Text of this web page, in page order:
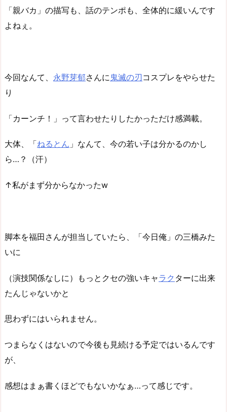
「親バカ」の描写も、話のテンポも、全体的に緩いんです
よねぇ。
今回なんて、 永野芽郁さんに 鬼滅の刃コスプレをやらせた
り
「カーンチ！」って言わせたりしたかっただけ感満載。
大体、「ねるとん 」なんて、今の若い子は分かるのかし
ら…？（汗）
↑私がまず分からなかったw
脚本を福田さんが担当していたら、「今日俺」の三橋みた
いに
（演技関係なしに）もっとクセの強いキャラク ターに出来
たんじゃないかと
思わずにはいられません。
つまらなくはないので今後も見続ける予定ではいるんです
が、
感想はまぁ書くほどでもないかなぁ…って感じです。